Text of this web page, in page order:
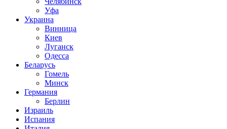
Уфа
Украина
Винница
Киев
Луганск
Одесса
Беларусь
Гомель
Минск
Германия
Берлин
Израиль
Испания